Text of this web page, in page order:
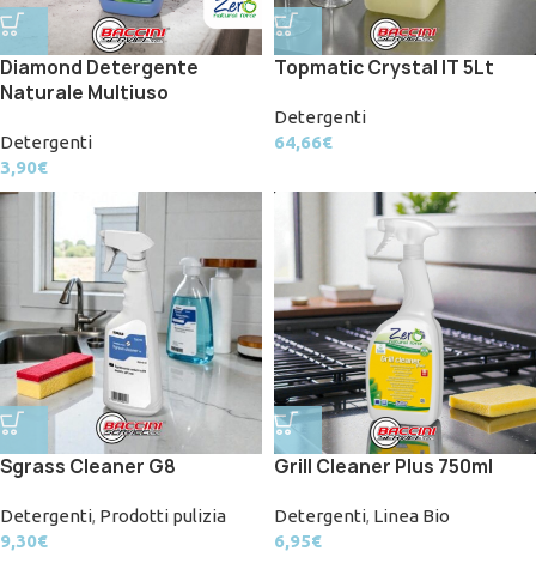
Diamond Detergente
Naturale Multiuso
Detergenti
3,90€
Topmatic Crystal IT 5Lt
Detergenti
64,66€
Sgrass Cleaner G8
Detergenti, Prodotti pulizia
9,30€
Grill Cleaner Plus 750ml
Detergenti, Linea Bio
6,95€